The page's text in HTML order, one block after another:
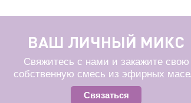
ВАШ ЛИЧНЫЙ МИКС
Свяжитесь с нами и закажите свою
собственную смесь из эфирных
Связаться